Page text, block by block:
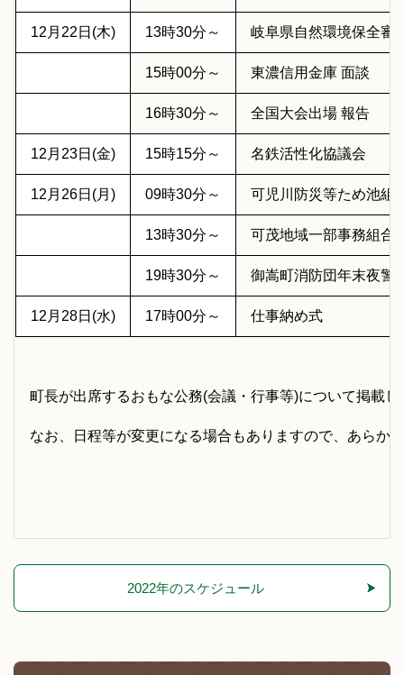
12月22日(木) 13時30分～ 岐阜県自然環境保全審
15時00分～ 東濃信用金庫 面談
16時30分～ 全国大会出場 報告
12月23日(金) 15時15分～ 名鉄活性化協議会
12月26日(月) 09時30分～ 可児川防災等ため池組
13時30分～ 可茂地域一部事務組合
19時30分～ 御嵩町消防団年末夜警
12月28日(水) 17時00分～ 仕事納め式
町長が出席するおもな公務(会議・行事等)について掲載し
なお、日程等が変更になる場合もありますので、あらか
2022年のスケジュール